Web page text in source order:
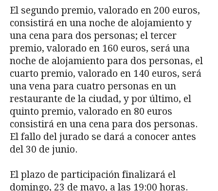
El segundo premio, valorado en 200 euros,
consistirá en una noche de alojamiento y
una cena para dos personas; el tercer
premio, valorado en 160 euros, será una
noche de alojamiento para dos personas, el
cuarto premio, valorado en 140 euros, será
una vena para cuatro personas en un
restaurante de la ciudad, y por último, el
quinto premio, valorado en 80 euros
consistirá en una cena para dos personas.
El fallo del jurado se dará a conocer antes
del 30 de junio.
El plazo de participación finalizará el
domingo, 23 de mayo, a las 19:00 horas.